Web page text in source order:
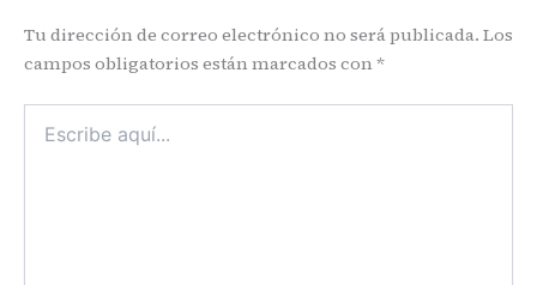
Tu dirección de correo electrónico no será publicada. Los
campos obligatorios están marcados con *
aquí...